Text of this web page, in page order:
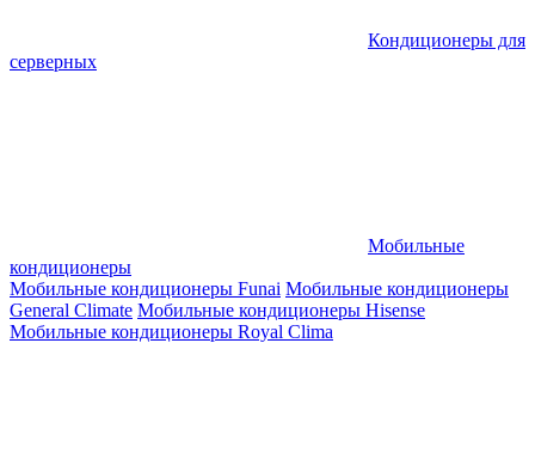
Кондиционеры для
серверных
Мобильные
кондиционеры
Мобильные кондиционеры Funai Мобильные кондиционеры
General Climate Мобильные кондиционеры Hisense
Мобильные кондиционеры Royal Clima